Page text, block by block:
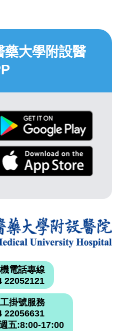
藥大學附設醫
電話專線
22052121
掛號服務
22056631
五:8:00-17:00